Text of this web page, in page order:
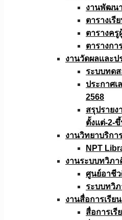
งานพัฒน
ตารางเรี
ตารางครู
ตารางกา
งานวัดผลเเละ
ระบบทดส
ประกาศเ
2568
สรุปรายง
ตั้งแต่-2-ขึ้
งานวิทยาบริกา
NPT
งานระบบทวิภา
ศูนย์อาชี
ระบบทวิภ
งานสื่อการเรีย
สื่อการเรี